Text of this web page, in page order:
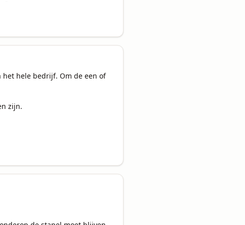
het hele bedrijf. Om de een of
zijn.